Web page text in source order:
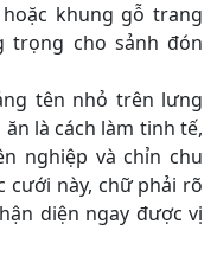
khung gỗ trang
trọng cho sảnh đón
tên nhỏ trên lưng
là cách làm tinh tế,
nghiệp và chỉn chu
cưới này, chữ phải rõ
diện ngay được vị